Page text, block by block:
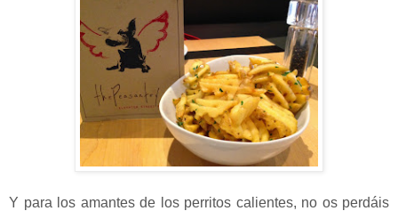
Y para los amantes de los perritos calientes, no os perdáis